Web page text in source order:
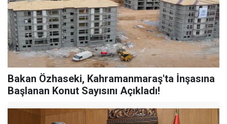
Bakan Özhaseki, Kahramanmaraş'ta İnşasına
Başlanan Konut Sayısını Açıkladı!